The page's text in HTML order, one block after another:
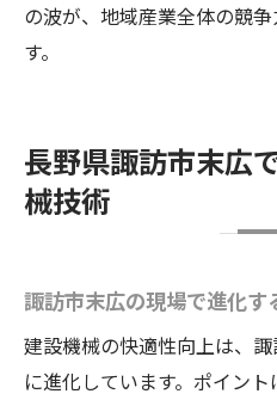
の波が、地域産業全体の競
す。
長野県諏訪市末広
械技術
諏訪市末広の現場で進化
建設機械の快適性向上は、
に進化しています。ポイント